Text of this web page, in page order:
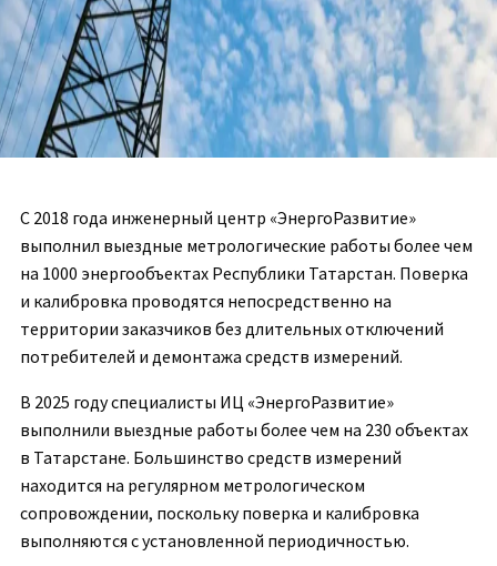
С 2018 года инженерный центр «ЭнергоРазвитие»
выполнил выездные метрологические работы более чем
на 1000 энергообъектах Республики Татарстан. Поверка
и калибровка проводятся непосредственно на
территории заказчиков без длительных отключений
потребителей и демонтажа средств измерений.
В 2025 году специалисты ИЦ «ЭнергоРазвитие»
выполнили выездные работы более чем на 230 объектах
в Татарстане. Большинство средств измерений
находится на регулярном метрологическом
сопровождении, поскольку поверка и калибровка
выполняются с установленной периодичностью.